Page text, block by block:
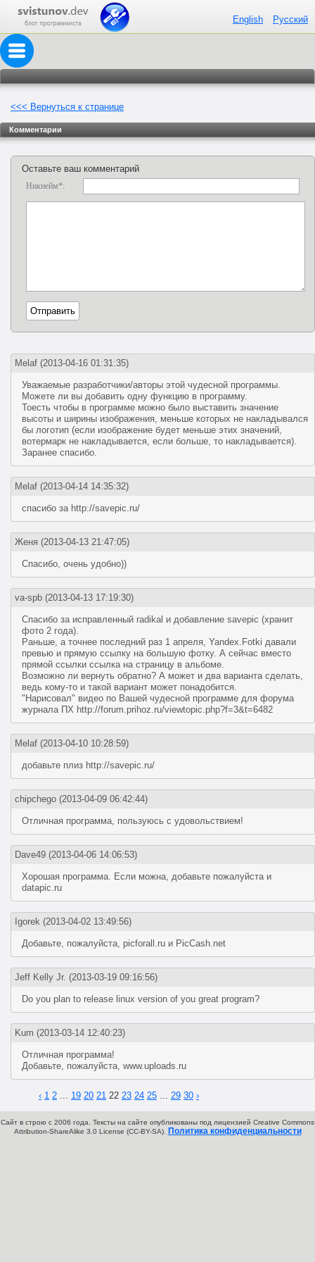
English Русский
<<< Вернуться к странице
Комментарии
Оставьте ваш комментарий
Никнейм*:
Melaf (2013-04-16 01:31:35)
Уважаемые разработчики/авторы этой чудесной программы.
Можете ли вы добавить одну функцию в программу.
Тоесть чтобы в программе можно было выставить значение
высоты и ширины изображения, меньше которых не накладывался
бы логотип (если изображение будет меньше этих значений,
вотермарк не накладывается, если больше, то накладывается).
Заранее спасибо.
Melaf (2013-04-14 14:35:32)
спасибо за http://savepic.ru/
Женя (2013-04-13 21:47:05)
Спасибо, очень удобно))
va-spb (2013-04-13 17:19:30)
Спасибо за исправленный radikal и добавление savepic (хранит
фото 2 года).
Раньше, а точнее последний раз 1 апреля, Yandex.Fotki давали
превью и прямую ссылку на большую фотку. А сейчас вместо
прямой ссылки ссылка на страницу в альбоме.
Возможно ли вернуть обратно? А может и два варианта сделать,
ведь кому-то и такой вариант может понадобится.
"Нарисовал" видео по Вашей чудесной программе для форума
журнала ПХ http://forum.prihoz.ru/viewtopic.php?f=3&t=6482
Melaf (2013-04-10 10:28:59)
добавьте плиз http://savepic.ru/
chipchego (2013-04-09 06:42:44)
Отличная программа, пользуюсь с удовольствием!
Dave49 (2013-04-06 14:06:53)
Хорошая программа. Если можна, добавьте пожалуйста и
datapic.ru
Igorek (2013-04-02 13:49:56)
Добавьте, пожалуйста, picforall.ru и PicCash.net
Jeff Kelly Jr. (2013-03-19 09:16:56)
Do you plan to release linux version of you great program?
Kum (2013-03-14 12:40:23)
Отличная программа!
Добавьте, пожалуйста, www.uploads.ru
‹ 1 2 ... 19 20 21 22 23 24 25 ... 29 30 ›
Сайт в строю с 2006 года. Тексты на сайте опубликованы под лицензией Creative Commons
Attribution-ShareAlike 3.0 License (CC-BY-SA).
Политика конфиденциальности